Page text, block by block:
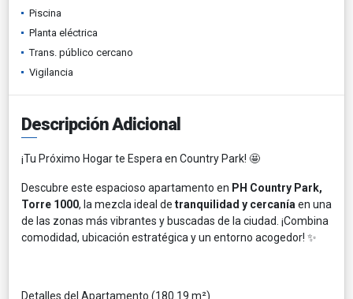
Piscina
Planta eléctrica
Trans. público cercano
Vigilancia
Descripción Adicional
¡Tu Próximo Hogar te Espera en Country Park! 🤩
Descubre este espacioso apartamento en PH Country Park,
Torre 1000, la mezcla ideal de tranquilidad y cercanía en una
de las zonas más vibrantes y buscadas de la ciudad. ¡Combina
comodidad, ubicación estratégica y un entorno acogedor! ✨
Detalles del Apartamento (180.19 m²)